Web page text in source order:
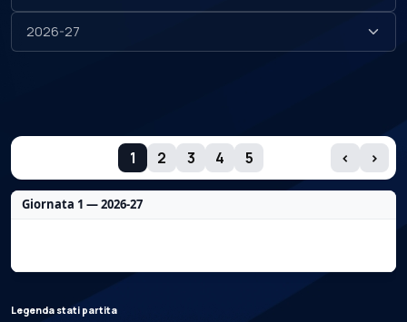
1 2 3 4 5 ‹ ›
Giornata 1 — 2026-27
Legenda stati partita